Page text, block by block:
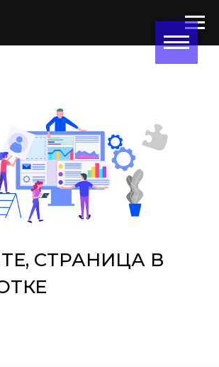
СТРАНИЦА В